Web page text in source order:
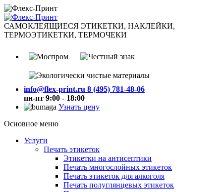
САМОКЛЕЯЩИЕСЯ ЭТИКЕТКИ, НАКЛЕЙКИ,
ТЕРМОЭТИКЕТКИ, ТЕРМОЧЕКИ
info@flex-print.ru 8 (495) 781-48-06
пн-пт 9:00 - 18:00
Узнать цену
Основное меню
Услуги
Печать этикеток
Этикетки на антисептики
Печать многослойных этикеток
Печать этикеток для алкоголя
Печать полуглянцевых этикеток